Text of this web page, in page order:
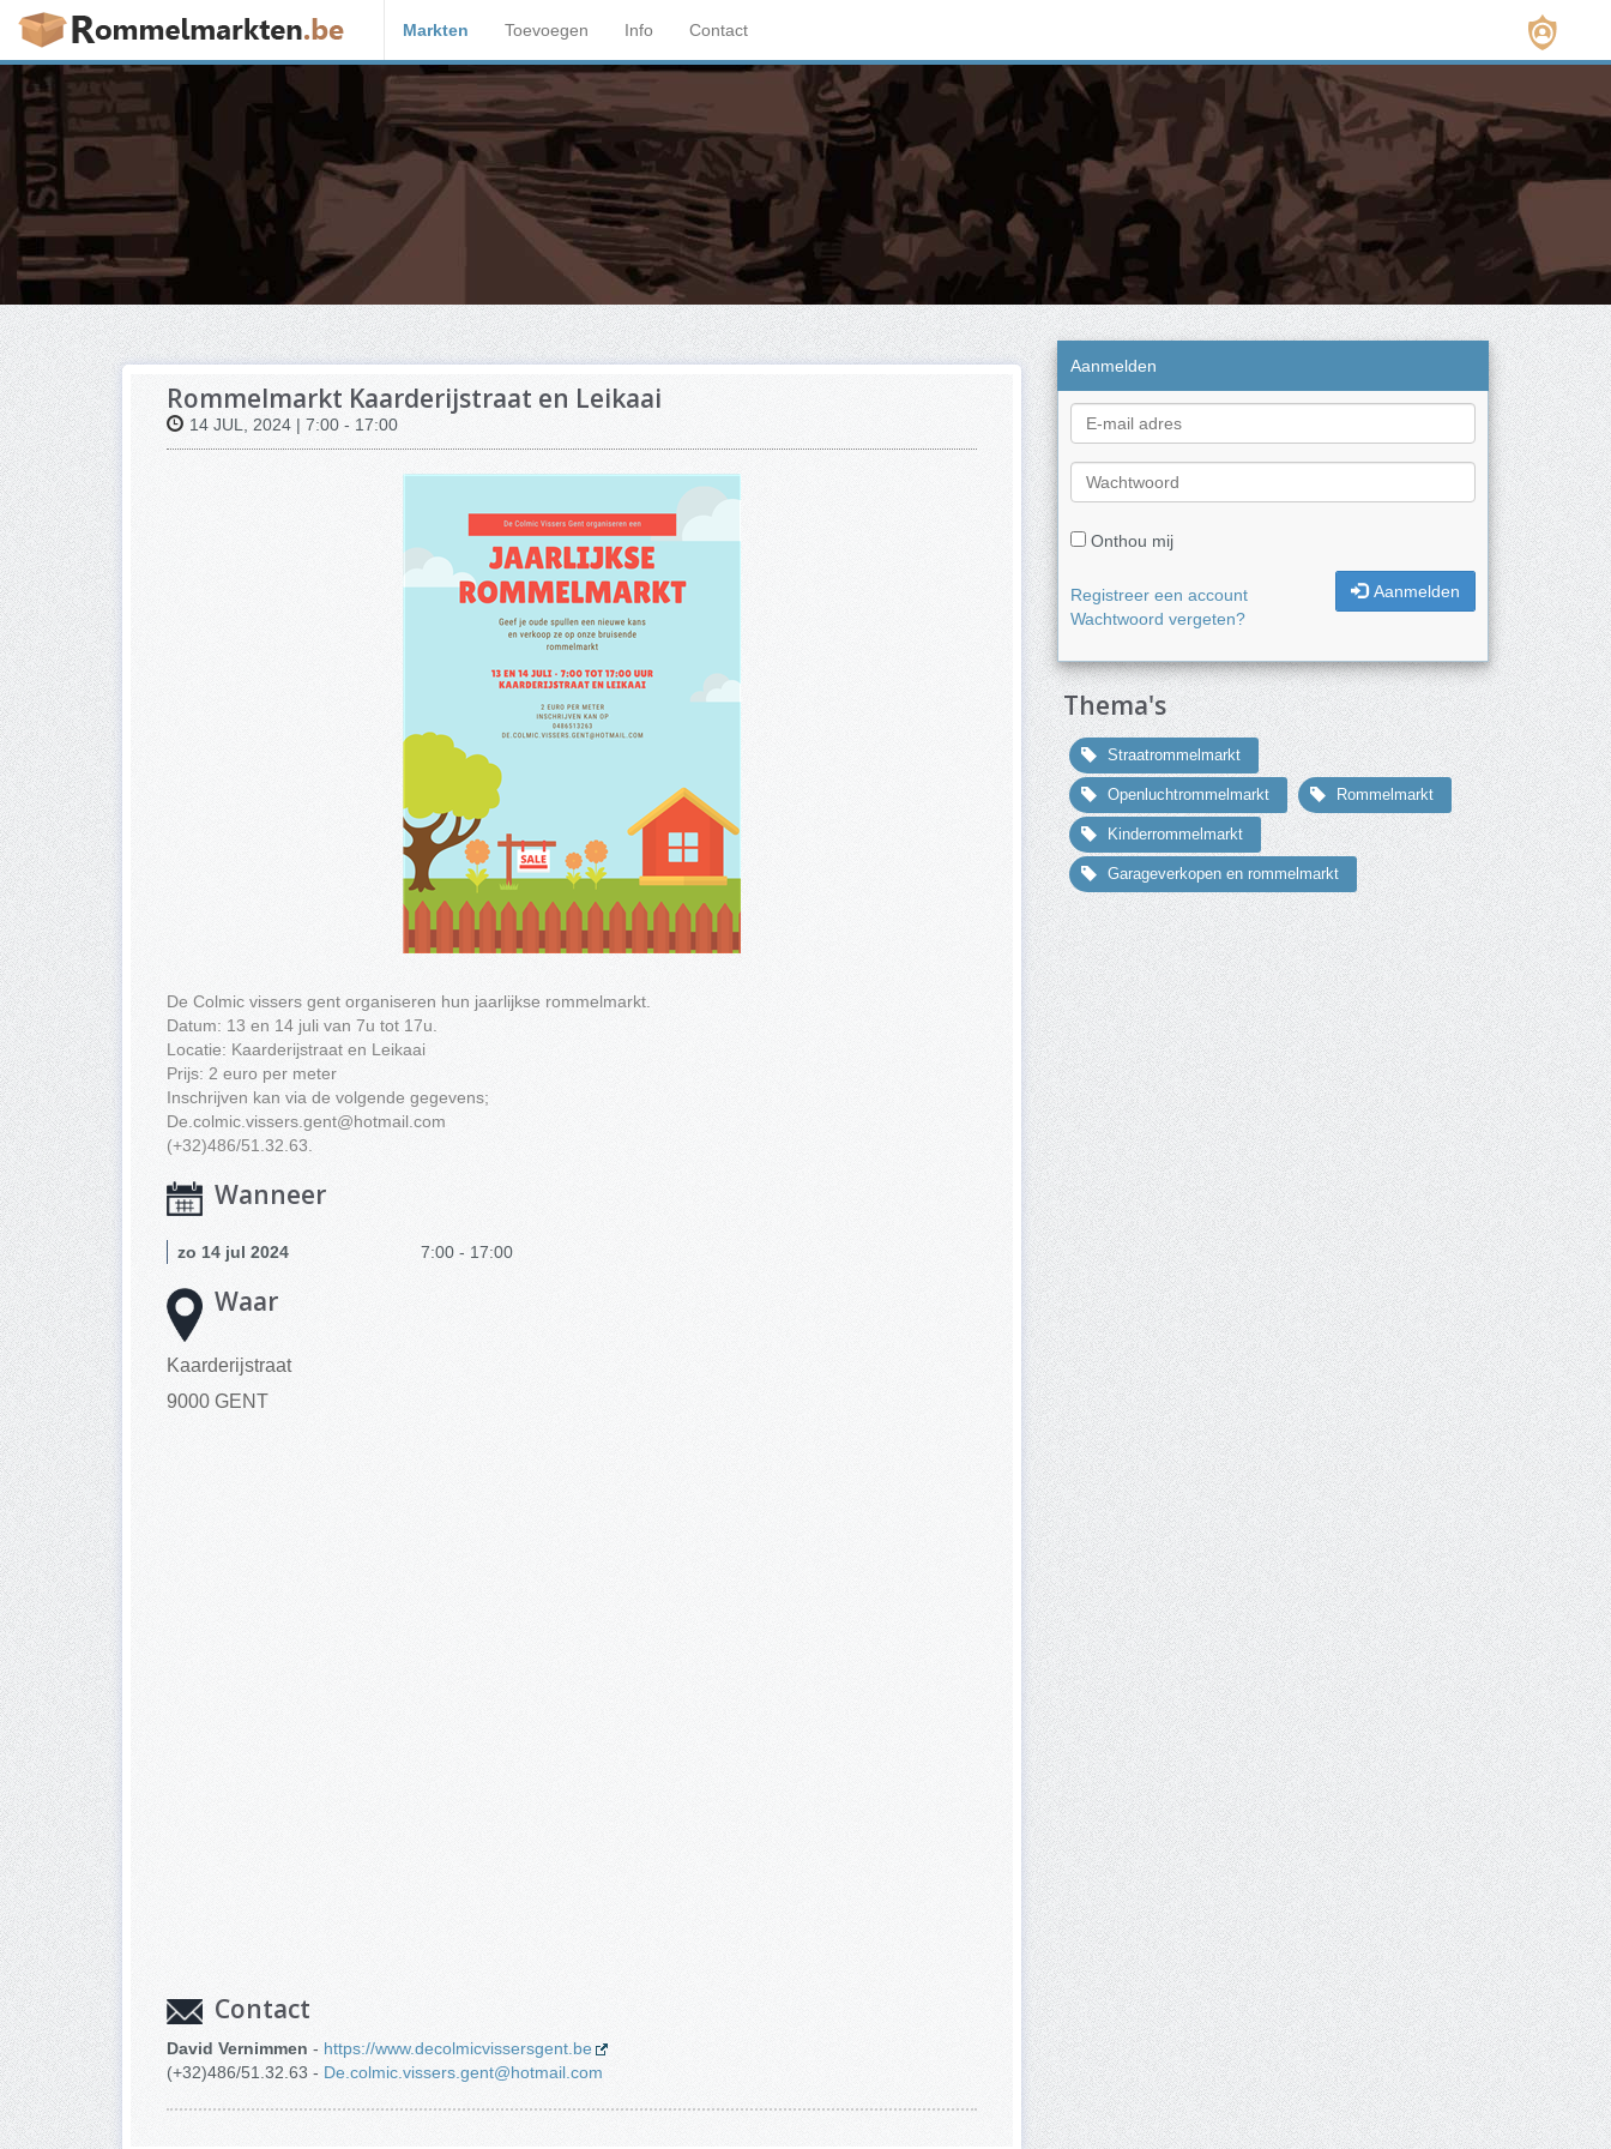
Markten Toevoegen Info Contact
Aanmelden
Onthou mij
Aanmelden
Registreer een account
Wachtwoord vergeten?
Thema's
Straatrommelmarkt
Openluchtrommelmarkt Rommelmarkt
Kinderrommelmarkt
Garageverkopen en rommelmarkt
Rommelmarkt Kaarderijstraat en Leikaai
14 JUL, 2024 | 7:00 - 17:00
De Colmic vissers gent organiseren hun jaarlijkse rommelmarkt.
Datum: 13 en 14 juli van 7u tot 17u.
Locatie: Kaarderijstraat en Leikaai
Prijs: 2 euro per meter
Inschrijven kan via de volgende gegevens;
De.colmic.vissers.gent@hotmail.com
(+32)486/51.32.63.
Wanneer
zo 14 jul 2024 7:00 - 17:00
Waar
Kaarderijstraat
9000 GENT
Contact
David Vernimmen - https://www.decolmicvissersgent.be
(+32)486/51.32.63 - De.colmic.vissers.gent@hotmail.com